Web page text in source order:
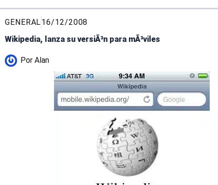
GENERAL16/12/2008
Wikipedia, lanza su versiÃ³n para mÃ³viles
Por Alan